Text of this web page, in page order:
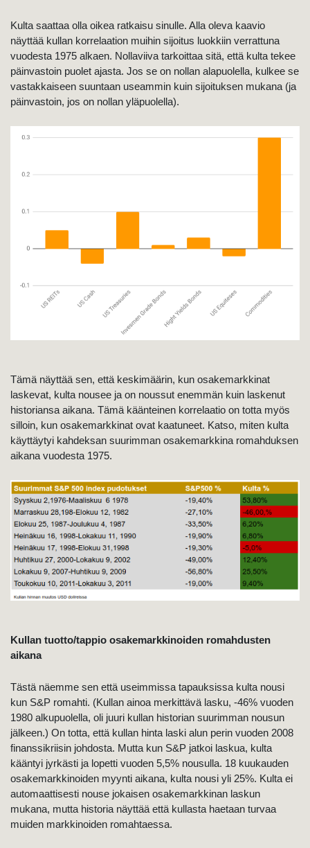
Kulta saattaa olla oikea ratkaisu sinulle. Alla oleva kaavio
näyttää kullan korrelaation muihin sijoitus luokkiin verrattuna
vuodesta 1975 alkaen. Nollaviiva tarkoittaa sitä, että kulta tekee
päinvastoin puolet ajasta. Jos se on nollan alapuolella, kulkee se
vastakkaiseen suuntaan useammin kuin sijoituksen mukana (ja
päinvastoin, jos on nollan yläpuolella).
Tämä näyttää sen, että keskimäärin, kun osakemarkkinat
laskevat, kulta nousee ja on noussut enemmän kuin laskenut
historiansa aikana. Tämä käänteinen korrelaatio on totta myös
silloin, kun osakemarkkinat ovat kaatuneet. Katso, miten kulta
käyttäytyi kahdeksan suurimman osakemarkkina romahduksen
aikana vuodesta 1975.
Kullan tuotto/tappio osakemarkkinoiden romahdusten
aikana
Tästä näemme sen että useimmissa tapauksissa kulta nousi
kun S&P romahti. (Kullan ainoa merkittävä lasku, -46% vuoden
1980 alkupuolella, oli juuri kullan historian suurimman nousun
jälkeen.) On totta, että kullan hinta laski alun perin vuoden 2008
finanssikriisin johdosta. Mutta kun S&P jatkoi laskua, kulta
kääntyi jyrkästi ja lopetti vuoden 5,5% nousulla. 18 kuukauden
osakemarkkinoiden myynti aikana, kulta nousi yli 25%. Kulta ei
automaattisesti nouse jokaisen osakemarkkinan laskun
mukana, mutta historia näyttää että kullasta haetaan turvaa
muiden markkinoiden romahtaessa.